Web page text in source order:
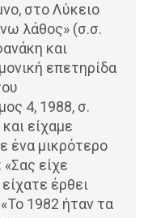
στο Λύκειο
λάθος» (σ.σ.
και
επετηρίδα
4, 1988, σ.
είχαμε
ένα μικρότερο
είχε
έρθει
1982 ήταν τα